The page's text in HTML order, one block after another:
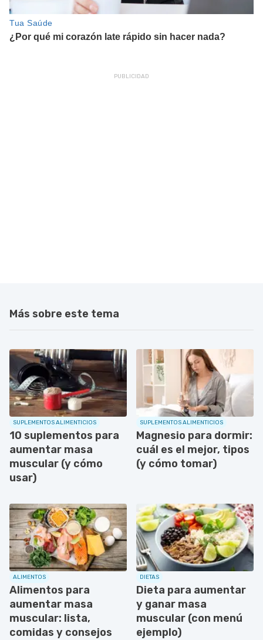
Más sobre este tema
SUPLEMENTOS ALIMENTICIOS
10 suplementos para
aumentar masa
muscular (y cómo
usar)
SUPLEMENTOS ALIMENTICIOS
Magnesio para dormir:
cuál es el mejor, tipos
(y cómo tomar)
ALIMENTOS
Alimentos para
aumentar masa
muscular: lista,
comidas y consejos
DIETAS
Dieta para aumentar
y ganar masa
muscular (con menú
ejemplo)